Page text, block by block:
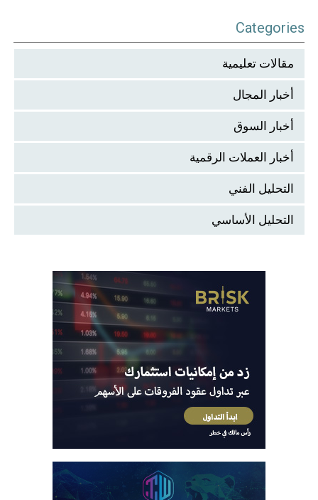
Categories
مقالات تعليمية
أخبار المجال
أخبار السوق
أخبار العملات الرقمية
التحليل الفني
التحليل الأساسي